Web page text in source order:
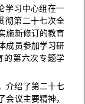
学习中心组在一
彻第二十七次全
施新修订的教育
成员参加学习研
的第六次专题学
介绍了第二十七
会议主要精神，